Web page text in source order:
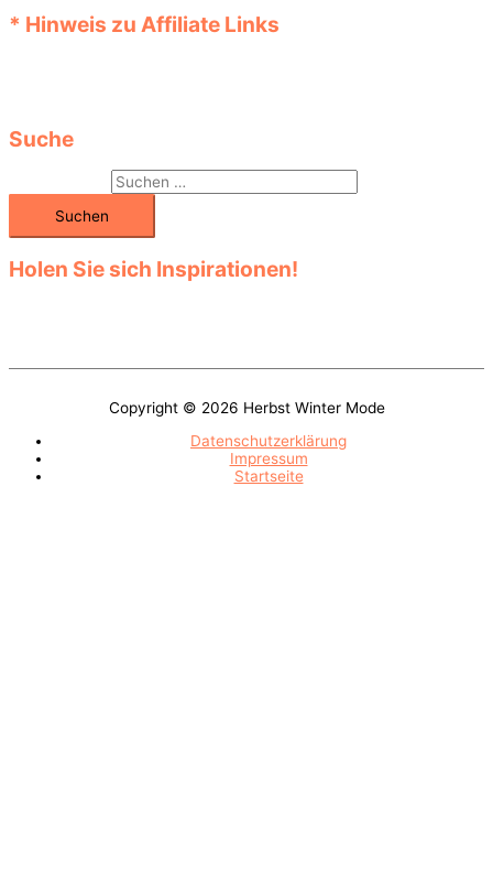
* Hinweis zu Affiliate Links
Suche
Holen Sie sich Inspirationen!
Copyright © 2026 Herbst Winter Mode
Datenschutzerklärung
Impressum
Startseite